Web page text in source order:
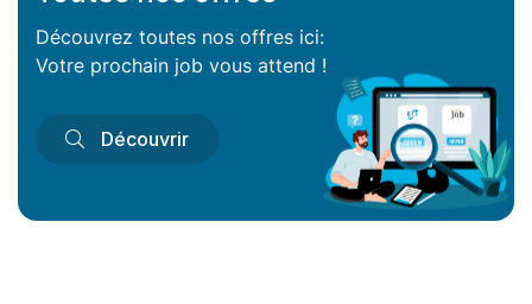
Découvrez toutes nos offres ici:
Votre prochain job vous attend !
Découvrir